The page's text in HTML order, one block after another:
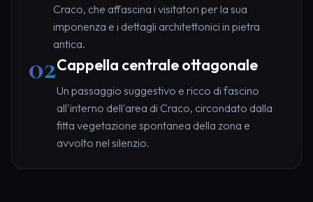
Craco, che affascina i visitatori per la sua
imponenza e i dettagli architettonici in pietra
antica.
02Cappella centrale ottagonale
Un passaggio suggestivo e ricco di fascino
all'interno dell'area di Craco, circondato dalla
fitta vegetazione spontanea della zona e
avvolto nel silenzio.